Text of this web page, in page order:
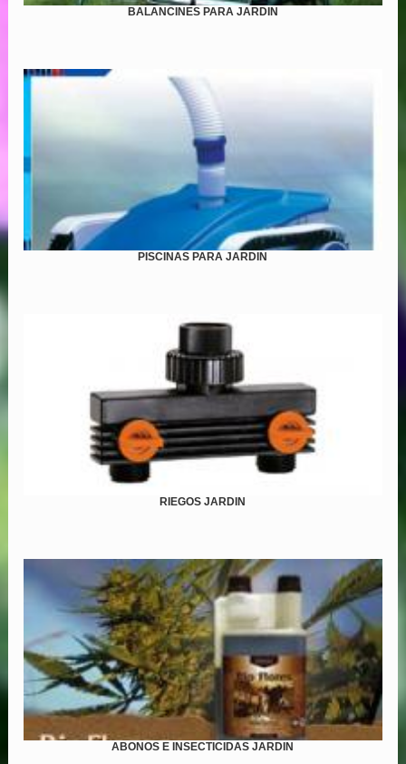
BALANCINES PARA JARDIN
PISCINAS PARA JARDIN
RIEGOS JARDIN
ABONOS E INSECTICIDAS JARDIN